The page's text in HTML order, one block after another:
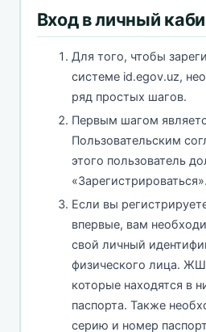
Вход в личный
Для того, чтобы
системе id.egov.uz,
ряд простых шагов.
Первым шагом
Пользовательским
этого пользователь
«Зарегистрироваться».
Если вы
впервые, вам
свой личный
физического лица.
которые находятся в
паспорта. Также
серию и номер